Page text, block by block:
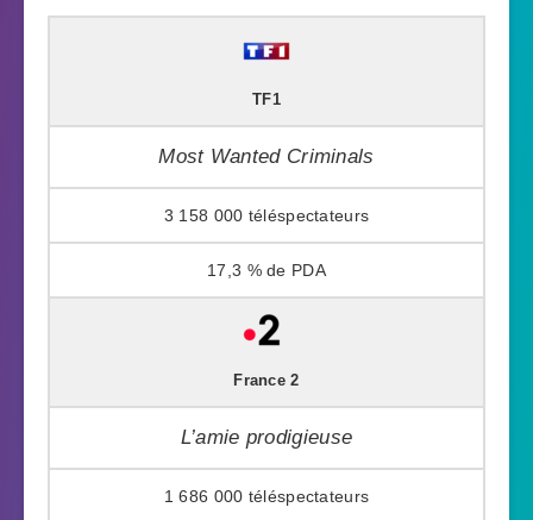
TF1
Most Wanted Criminals
3 158 000
17,3 %
France 2
L’amie prodigieuse
1 686 000